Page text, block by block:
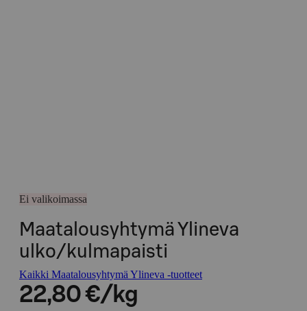
Ei valikoimassa
Maatalousyhtymä Ylineva
ulko/kulmapaisti
Kaikki Maatalousyhtymä Ylineva -tuotteet
22,80 €/kg